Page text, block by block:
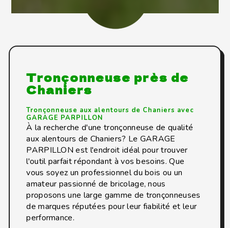
Tronçonneuse près de
Chaniers
Tronçonneuse aux alentours de Chaniers avec
GARAGE PARPILLON
À la recherche d'une tronçonneuse de qualité
aux alentours de Chaniers? Le GARAGE
PARPILLON est l'endroit idéal pour trouver
l'outil parfait répondant à vos besoins. Que
vous soyez un professionnel du bois ou un
amateur passionné de bricolage, nous
proposons une large gamme de tronçonneuses
de marques réputées pour leur fiabilité et leur
performance.